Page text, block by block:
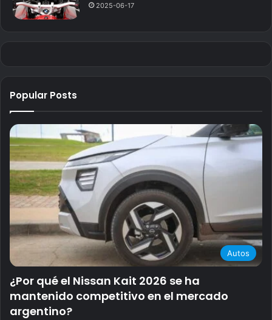
2025-06-17
Popular Posts
Autos
¿Por qué el Nissan Kait 2026 se ha
mantenido competitivo en el mercado
argentino?